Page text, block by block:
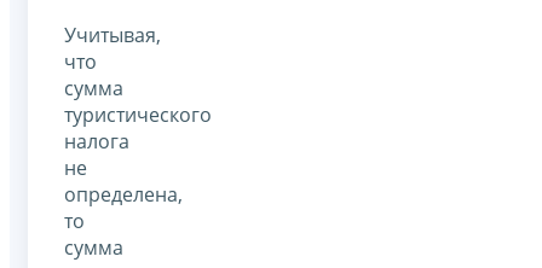
Учитывая,
что
сумма
туристического
налога
не
определена,
то
сумма